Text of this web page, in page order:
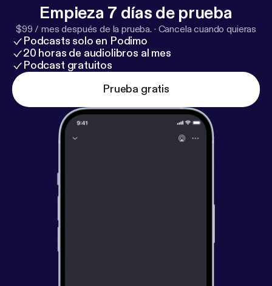
Empieza 7 días de prueba
$99 / mes después de la prueba. · Cancela cuando quieras
Podcasts solo en Podimo
20 horas de audiolibros al mes
Podcast gratuitos
Prueba gratis